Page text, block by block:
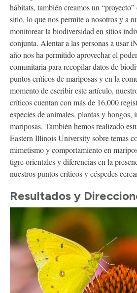
hábitats, también creamos un
sitio, lo que nos permite a nosotros y a
monitorear la biodiversidad en sitios
conjunta. Alentar a las personas a usar
año nos ha permitido aprovechar el
comunitaria para recopilar datos de
puntos críticos de mariposas y en la
momento de escribir este artículo,
críticos cuentan con más de 16,000
especies de animales, plantas y hongos,
mariposas. También hemos realizado
Eastern Illinois University sobre temas
mimetismo y comportamiento en
tigre orientales y diferencias en la
nuestros puntos críticos y céspedes
Resultados y